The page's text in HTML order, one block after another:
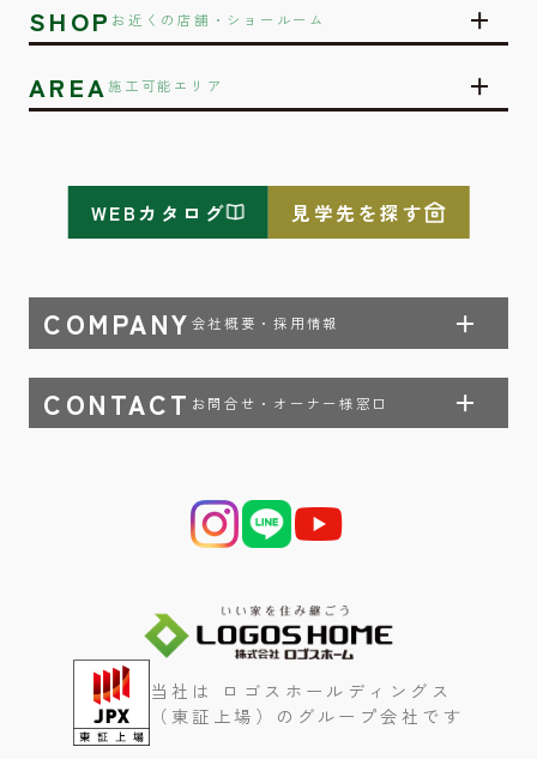
SHOP お近くの店舗・ショールーム
AREA施工可能エリア
COMPANY 会社概要・採用情報
CONTACT お問合せ・オーナー様窓口
WEBカタログ 見学先を探す
当社は ロゴスホールディングス
（東証上場）のグループ会社です